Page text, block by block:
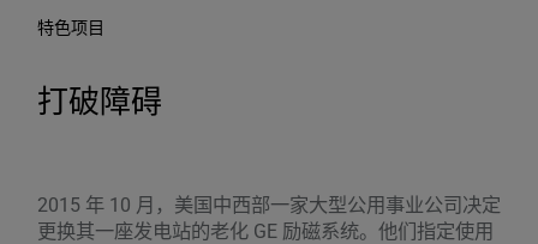
特色项目
打破障碍
2015 年 10 月，美国中西部一家大型公用事业公司决定
更换其一座发电站的老化 GE 励磁系统。他们指定使用